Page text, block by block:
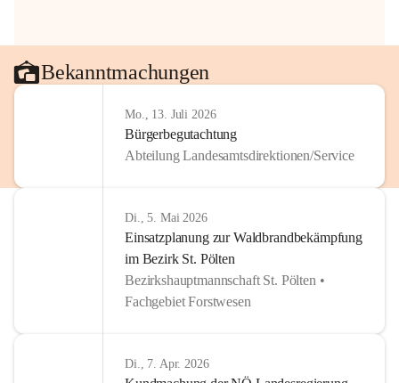
Bekanntmachungen
Mo., 13. Juli 2026
Bürgerbegutachtung
Abteilung Landesamtsdirektionen/Service
Di., 5. Mai 2026
Einsatzplanung zur Waldbrandbekämpfung
im Bezirk St. Pölten
Bezirkshauptmannschaft St. Pölten •
Fachgebiet Forstwesen
Di., 7. Apr. 2026